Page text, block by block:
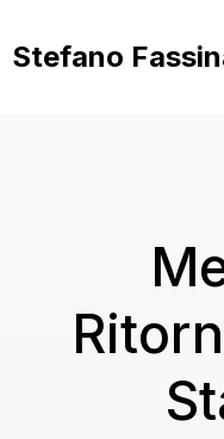
contenuto
Stefano